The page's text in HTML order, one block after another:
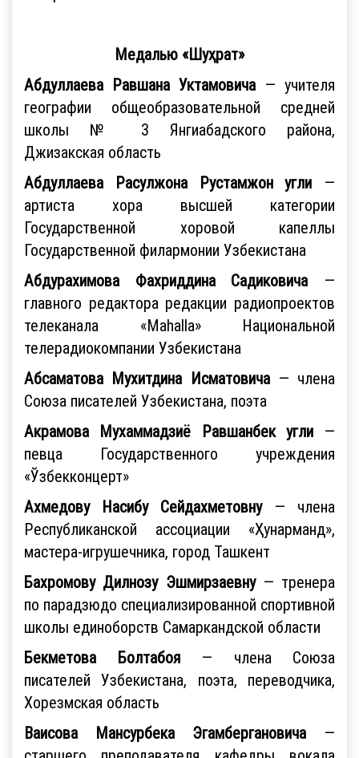
Медалью «Шуҳрат»
Абдуллаева Равшана Уктамовича— учителя
географии общеобразовательной средней
школы № 3 Янгиабадского района,
Джизакская область
Абдуллаева Расулжона Рустамжон угли —
артиста хора высшей категории
Государственной хоровой капеллы
Государственной филармонии Узбекистана
Абдурахимова Фахриддина Садиковича—
главного редактора редакции радиопроектов
телеканала «Mahalla» Национальной
телерадиокомпании Узбекистана
Абсаматова Мухитдина Исматовича— члена
Союза писателей Узбекистана, поэта
Акрамова Мухаммадзиё Равшанбек угли—
певца Государственного учреждения
«Ўзбекконцерт»
Ахмедову Насибу Сейдахметовну— члена
Республиканской ассоциации «Ҳунарманд»,
мастера-игрушечника, город Ташкент
Бахромову Дилнозу Эшмирзаевну— тренера
по парадзюдо специализированной спортивной
школы единоборств Самаркандской области
Бекметова Болтабоя— члена Союза
писателей Узбекистана, поэта, переводчика,
Хорезмская область
Ваисова Мансурбека Эгамбергановича—